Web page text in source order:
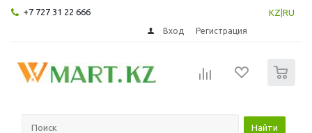
+7 727 31 22 666 KZ RU
Вход Регистрация
Найти